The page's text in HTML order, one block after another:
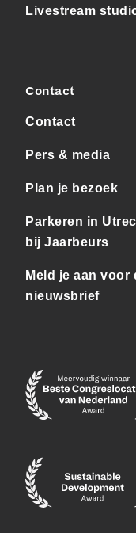
Livestream
Contact
Contact
Pers & media
Plan je bezoek
Parkeren in
bij Jaarbeurs
Meld je aan voor
nieuwsbrief